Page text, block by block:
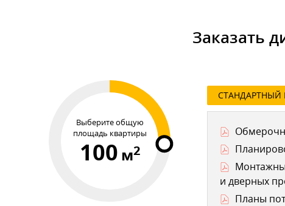
Заказать
Выберите общую
площадь квартиры
100 м2
СТАНДАРТНЫЙ
и дверных
Планы